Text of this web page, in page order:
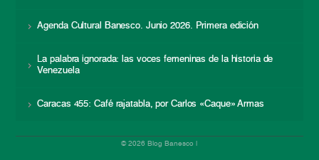
Agenda Cultural Banesco. Junio 2026. Primera edición
La palabra ignorada: las voces femeninas de la historia de
Venezuela
Caracas 455: Café rajatabla, por Carlos «Caque» Armas
© 2026 Blog Banesco |